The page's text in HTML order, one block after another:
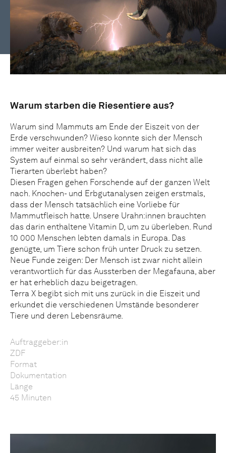
Warum starben die Riesentiere aus?
Warum sind Mammuts am Ende der Eiszeit von der
Erde verschwunden? Wieso konnte sich der Mensch
immer weiter ausbreiten? Und warum hat sich das
System auf einmal so sehr verändert, dass nicht alle
Tierarten überlebt haben?
Diesen Fragen gehen Forschende auf der ganzen Welt
nach. Knochen- und Erbgutanalysen zeigen erstmals,
dass der Mensch tatsächlich eine Vorliebe für
Mammutfleisch hatte. Unsere Urahn:innen brauchten
das darin enthaltene Vitamin D, um zu überleben. Rund
10 000 Menschen lebten damals in Europa. Das
genügte, um Tiere schon früh unter Druck zu setzen.
Neue Funde zeigen: Der Mensch ist zwar nicht allein
verantwortlich für das Aussterben der Megafauna, aber
er hat erheblich dazu beigetragen.
Terra X begibt sich mit uns zurück in die Eiszeit und
erkundet die verschiedenen Umstände besonderer
Tiere und deren Lebensräume.
Auftraggeber:in
ZDF
Format
Dokumentation
Länge
45 Minuten